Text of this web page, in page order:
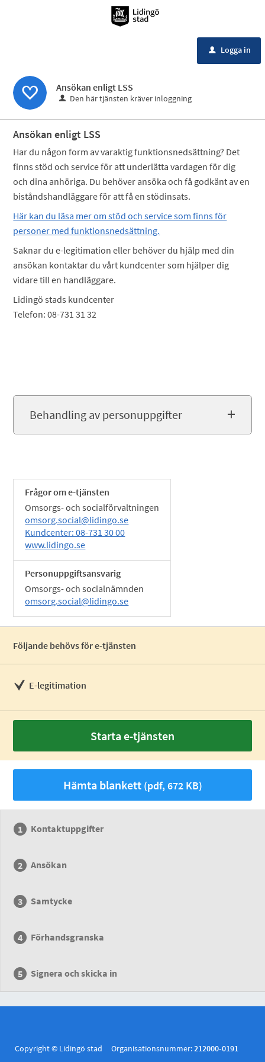
u Logga in
Ansökan enligt LSS
Den här tjänsten kräver inloggning
Ansökan enligt LSS
Har du någon form av varaktig funktionsnedsättning? Det
finns stöd och service för att underlätta vardagen för dig
och dina anhöriga. Du behöver ansöka och få godkänt av en
biståndshandläggare för att få en stödinsats.
Här kan du läsa mer om stöd och service som finns för
personer med funktionsnedsättning.
Saknar du e-legitimation eller behöver du hjälp med din
ansökan kontaktar du vårt kundcenter som hjälper dig
vidare till en handläggare.
Lidingö stads kundcenter
Telefon: 08-731 31 32
Behandling av personuppgifter
Frågor om e-tjänsten
Omsorgs- och socialförvaltningen
omsorg.social@lidingo.se
Kundcenter: 08-731 30 00
www.lidingo.se
Personuppgiftsansvarig
Omsorgs- och socialnämnden
omsorg.social@lidingo.se
Följande behövs för e-tjänsten
E-legitimation
Starta e-tjänsten
Hämta blankett(pdf, 672 KB)
Kontaktuppgifter
Ansökan
Samtycke
Förhandsgranska
Signera och skicka in
Copyright © Lidingö stad Organisationsnummer:212000-0191